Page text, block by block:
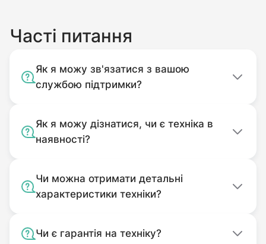
Комплектність подачі якого
Використовуваний не за
призначенням.
Часті питання
Як я можу зв'язатися з вашою
службою підтримки?
Як я можу дізнатися, чи є техніка в
наявності?
Чи можна отримати детальні
характеристики техніки?
Чи є гарантія на техніку?